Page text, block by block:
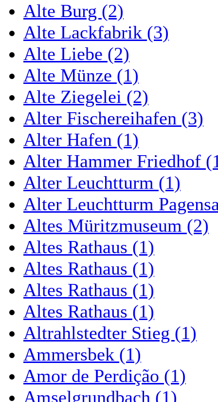
Alte Burg (2)
Alte Lackfabrik (3)
Alte Liebe (2)
Alte Münze (1)
Alte Ziegelei (2)
Alter Fischereihafen (3)
Alter Hafen (1)
Alter Hammer Friedhof
Alter Leuchtturm (1)
Alter Leuchtturm
Altes Müritzmuseum (2)
Altes Rathaus (1)
Altes Rathaus (1)
Altes Rathaus (1)
Altes Rathaus (1)
Altrahlstedter Stieg (1)
Ammersbek (1)
Amor de Perdição (1)
Amselgrundbach (1)